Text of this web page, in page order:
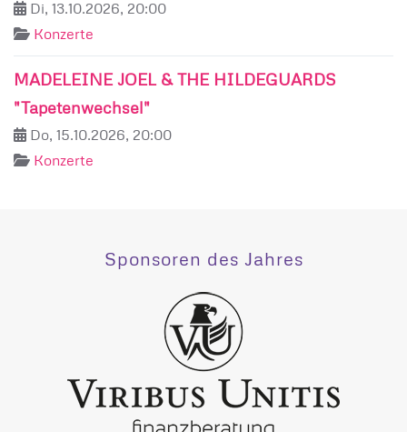
Di, 13.10.2026, 20:00
Konzerte
MADELEINE JOEL & THE HILDEGUARDS
"Tapetenwechsel"
Do, 15.10.2026, 20:00
Konzerte
Sponsoren des Jahres